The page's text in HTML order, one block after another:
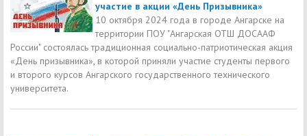
участие в акции «День Призывника»
10 октября 2024 года в городе Ангарске на
территории ПОУ "Ангарская ОТШ ДОСААФ
России" состоялась традиционная социально-патриотическая акция
«День призывника», в которой приняли участие студенты первого
и второго курсов Ангарского государственного технического
университета.